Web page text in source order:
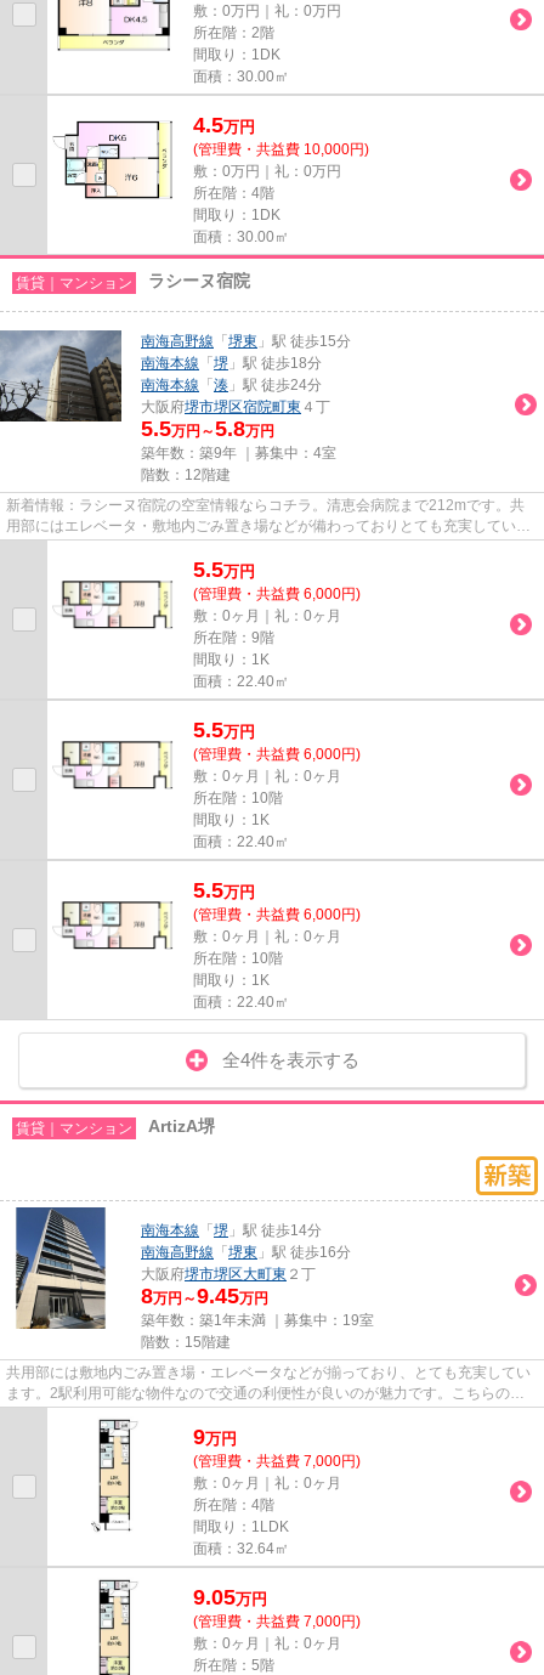
敷：0万円｜礼：0万円
所在階：2階
間取り：1DK
面積：30.00㎡
4.5万円
(管理費・共益費 10,000円)
敷：0万円｜礼：0万円
所在階：4階
間取り：1DK
面積：30.00㎡
賃貸｜マンション ラシーヌ宿院
南海高野線 「 堺東 」駅 徒歩15分
南海本線 「 堺 」駅 徒歩18分
南海本線 「 湊 」駅 徒歩24分
大阪府堺市堺区宿院町東 ４丁
5.5万円～5.8万円
築年数：築9年 ｜募集中： 4室
階数：12階建
新着情報：ラシーヌ宿院の空室情報ならコチラ。清恵会病院まで212mです。共
用部にはエレベータ・敷地内ごみ置き場などが備わっておりとても充実していま
5.5万円
(管理費・共益費 6,000円)
敷：0ヶ月｜礼：0ヶ月
所在階：9階
間取り：1K
面積：22.40㎡
5.5万円
(管理費・共益費 6,000円)
敷：0ヶ月｜礼：0ヶ月
所在階：10階
間取り：1K
面積：22.40㎡
5.5万円
(管理費・共益費 6,000円)
敷：0ヶ月｜礼：0ヶ月
所在階：10階
間取り：1K
面積：22.40㎡
全4件を表示する
賃貸｜マンション ArtizA堺
南海本線 「 堺 」駅 徒歩14分
南海高野線 「 堺東 」駅 徒歩16分
大阪府堺市堺区大町東 ２丁
8万円～9.45万円
築年数：築1年未満 ｜募集中： 19室
階数：15階建
共用部には敷地内ごみ置き場・エレベータなどが揃っており、とても充実してい
ます。2駅利用可能な物件なので交通の利便性が良いのが魅力です。こちらの物
9万円
(管理費・共益費 7,000円)
敷：0ヶ月｜礼：0ヶ月
所在階：4階
間取り：1LDK
面積：32.64㎡
9.05万円
(管理費・共益費 7,000円)
敷：0ヶ月｜礼：0ヶ月
所在階：5階